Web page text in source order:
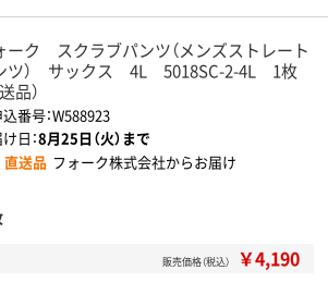
ーク スクラブパンツ（メンズストレート
ツ） サックス 4L 5018SC-2-4L 1枚
品）
番号：W588923
日：8月25日（火）まで
直送品 フォーク株式会社からお届け
販売価格（税込） ￥4,190